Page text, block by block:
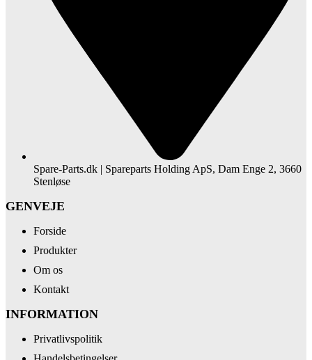
Spare-Parts.dk | Spareparts Holding ApS, Dam Enge 2, 3660
Stenløse
GENVEJE
Forside
Produkter
Om os
Kontakt
INFORMATION
Privatlivspolitik